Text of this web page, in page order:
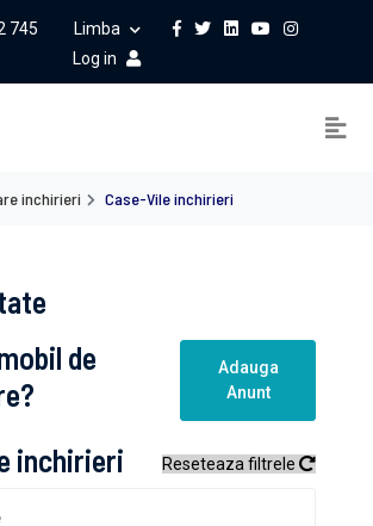
745
Limba
Log in
inchirieri Case-Vile inchirieri
de
Adauga
Anunt
inchirieri Reseteaza filtrele